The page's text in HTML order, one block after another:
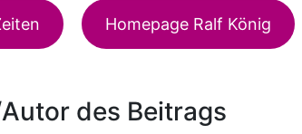
Homepage Ralf König
des Beitrags